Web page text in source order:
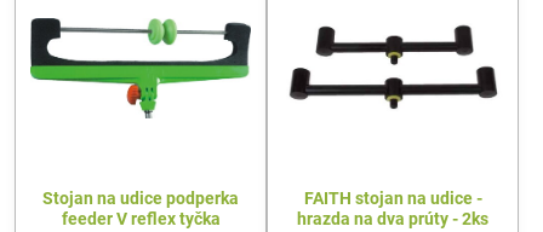
Stojan na udice podperka
feeder V reflex tyčka
FAITH stojan na udice -
hrazda na dva prúty - 2ks